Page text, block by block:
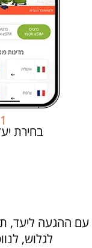
1
בחירת
לגלוש,